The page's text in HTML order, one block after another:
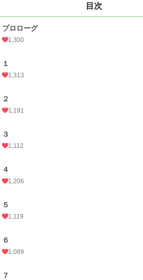
目次
プロローグ
1,300
１
1,313
２
1,191
３
1,112
４
1,206
５
1,119
６
1,089
７